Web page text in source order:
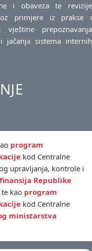
i obaveza te revizije
primjere iz prakse i
vještine prepoznavanja
jačanja sistema internih
program
kod Centralne
upravljanja, kontrole i
Republike
te kao program
kod Centralne
ministarstva